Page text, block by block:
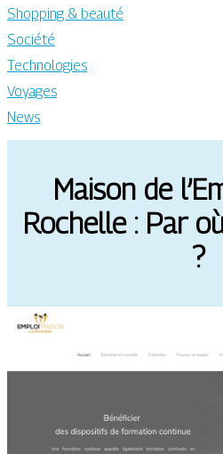
Shopping & beauté
Société
Technologies
Voyages
News
Maison de
Rochelle : Par
?